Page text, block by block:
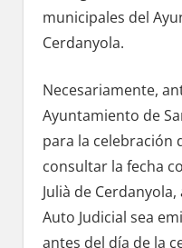
municipales del
Cerdanyola.
Necesariamente,
Ayuntamiento dе
pаrа la celebración
consultar la fecha
Julià dе
Auto Judicial sea
antes del día dе la